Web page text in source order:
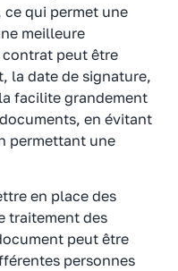
qui permet une
meilleure
peut être
la date de signature,
facilite grandement
en évitant
permettant une
en place des
traitement des
peut être
personnes